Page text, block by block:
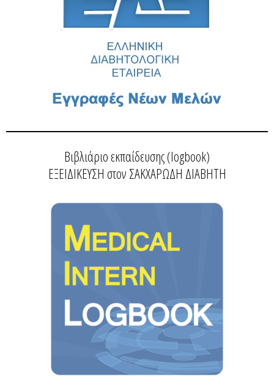
Βιβλιάριο εκπαίδευσης (logbook)
ΕΞΕΙΔΙΚΕΥΣΗ στον ΣΑΚΧΑΡΩΔΗ ΔΙΑΒΗΤΗ